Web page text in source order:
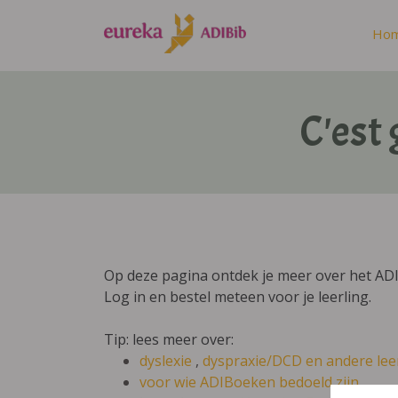
C'est
Op deze pagina ontdek je meer over het
Log in en bestel meteen voor je leerling.
Tip: lees meer over:
dyslexie , dyspraxie/DCD en andere
voor wie ADIBoeken bedoeld zijn